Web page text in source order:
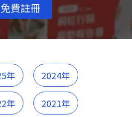
免費註冊
年 2024年
年 2021年